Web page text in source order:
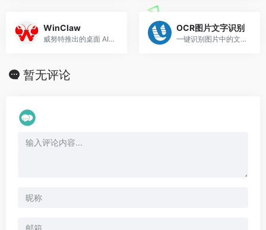
WinClaw
威努特推出的桌面 AI 智能体平台
OCR图片文字识别
一键识别图片中的文本信息，快速将图片转成文字
暂无评论